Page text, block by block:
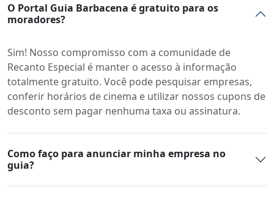
O Portal Guia Barbacena é gratuito para os
moradores?
Sim! Nosso compromisso com a comunidade de
Recanto Especial é manter o acesso à informação
totalmente gratuito. Você pode pesquisar empresas,
conferir horários de cinema e utilizar nossos cupons de
desconto sem pagar nenhuma taxa ou assinatura.
Como faço para anunciar minha empresa no
guia?